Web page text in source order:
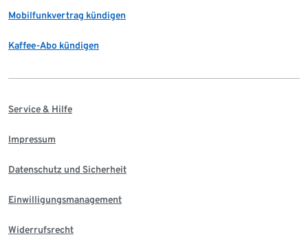
Mobilfunkvertrag kündigen
Kaffee-Abo kündigen
Service & Hilfe
Impressum
Datenschutz und Sicherheit
Einwilligungsmanagement
Widerrufsrecht